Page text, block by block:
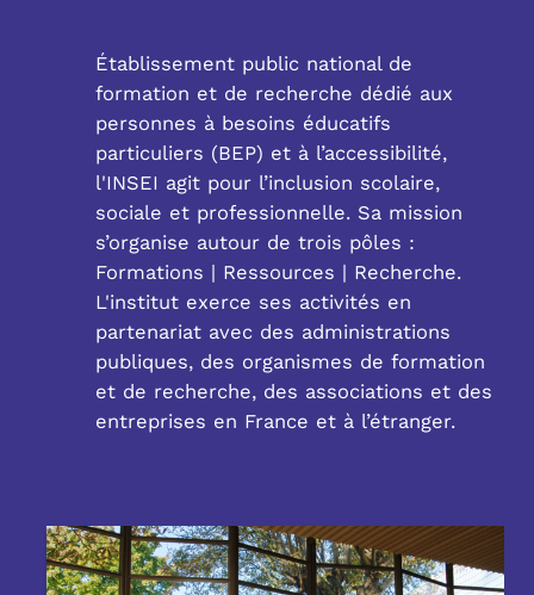
Établissement public national de
formation et de recherche dédié aux
personnes à besoins éducatifs
particuliers (BEP) et à l’accessibilité,
l'INSEI agit pour l’inclusion scolaire,
sociale et professionnelle. Sa mission
s’organise autour de trois pôles :
Formations | Ressources | Recherche.
L'institut exerce ses activités en
partenariat avec des administrations
publiques, des organismes de formation
et de recherche, des associations et des
entreprises en France et à l’étranger.